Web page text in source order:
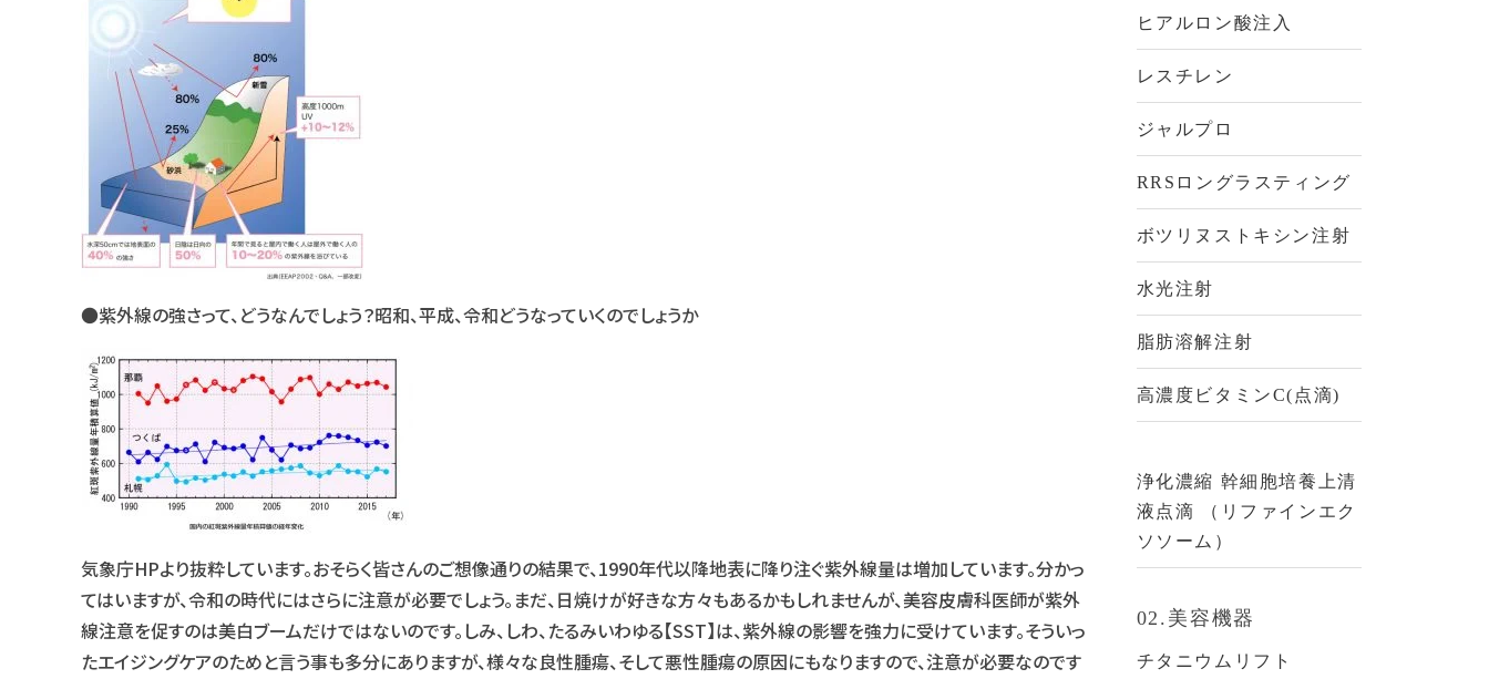
●紫外線の強さって、どうなんでしょう？昭和、平成、令和どうなっていくのでしょうか
気象庁HPより抜粋しています。おそらく皆さんのご想像通りの結果で、1990年代以降地表に降り注ぐ紫外線量は増加しています。分かっ
てはいますが、令和の時代にはさらに注意が必要でしょう。まだ、日焼けが好きな方々もあるかもしれませんが、美容皮膚科医師が紫外
線注意を促すのは美白ブームだけではないのです。しみ、しわ、たるみいわゆる【SST】は、紫外線の影響を強力に受けています。そういっ
たエイジングケアのためと言う事も多分にありますが、様々な良性腫瘍、そして悪性腫瘍の原因にもなりますので、注意が必要なのです
ヒアルロン酸注入
レスチレン
ジャルプロ
RRSロングラスティング
ボツリヌストキシン注射
水光注射
脂肪溶解注射
高濃度ビタミンC(点滴)
浄化濃縮 幹細胞培養上清
液点滴 （リファインエク
ソソーム）
02.美容機器
チタニウムリフト